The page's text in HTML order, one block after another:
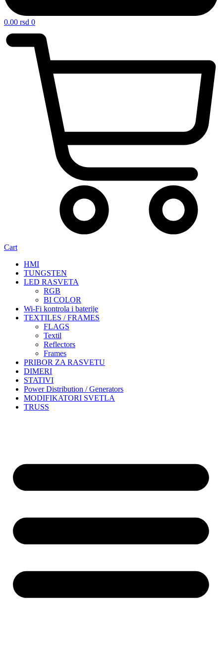
0.00 rsd 0
Cart
HMI
TUNGSTEN
LED RASVETA
RGB
BI COLOR
Wi-Fi kontrola i baterije
TEXTILES / FRAMES
FLAGS
Textil
Reflectors
Frames
PRIBOR ZA RASVETU
DIMERI
STATIVI
Power Distribution / Generators
MODIFIKATORI SVETLA
TRUSS